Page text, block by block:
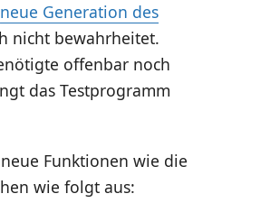
neue Generation des
nicht bewahrheitet.
offenbar noch
das Testprogramm
Funktionen wie die
wie folgt aus: